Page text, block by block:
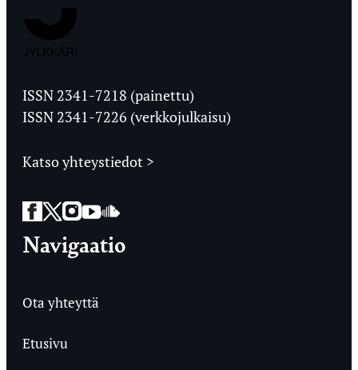
Ylioppilaslehti
ISSN 2341-7218 (painettu)
ISSN 2341-7226 (verkkojulkaisu)
Katso yhteystiedot >
Facebook
Twitter
Instagram
YouTube
SoundCloud
Navigaatio
Ota yhteyttä
Etusivu